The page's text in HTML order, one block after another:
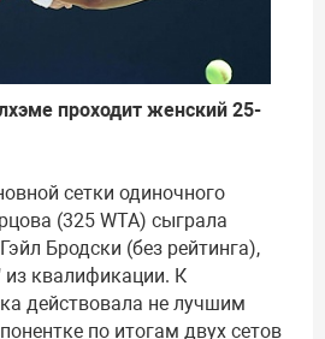
проходит женский 25-
сетки одиночного
(325 WTA) сыграла
Бродски (без рейтинга),
из квалификации. К
действовала не лучшим
по итогам двух сетов